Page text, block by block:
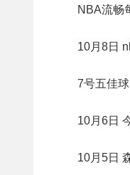
NBA流畅
10月8日
7号五佳
10月6日
10月5日